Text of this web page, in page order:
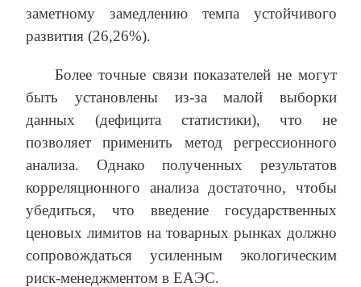
заметному замедлению темпа устойчивого
развития (26,26%).
Более точные связи показателей не могут
быть установлены из-за малой выборки
данных (дефицита статистики), что не
позволяет применить метод регрессионного
анализа. Однако полученных результатов
корреляционного анализа достаточно, чтобы
убедиться, что введение государственных
ценовых лимитов на товарных рынках должно
сопровождаться усиленным экологическим
риск-менеджментом в ЕАЭС.